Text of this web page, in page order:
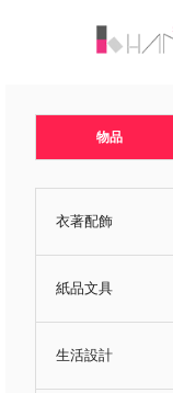
物品
衣著配飾
紙品文具
生活設計